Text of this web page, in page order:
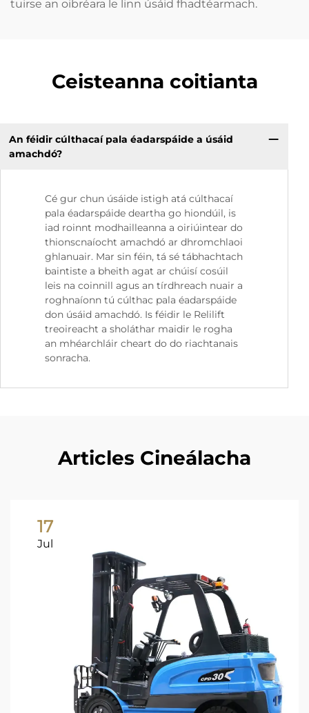
tuirse an oibréara le linn úsáid fhadtéarmach.
Ceisteanna coitianta
An féidir cúlthacaí pala éadarspáide a úsáid
amachdó?
Cé gur chun úsáide istigh atá cúlthacaí
pala éadarspáide deartha go hiondúil, is
iad roinnt modhailleanna a oiriúintear do
thionscnaíocht amachdó ar dhromchlaoi
ghlanuair. Mar sin féin, tá sé tábhachtach
baintiste a bheith agat ar chúisí cosúil
leis na coinnill agus an tírdhreach nuair a
roghnaíonn tú cúlthac pala éadarspáide
don úsáid amachdó. Is féidir le Relilift
treoireacht a sholáthar maidir le rogha
an mhéarchláir cheart do do riachtanais
sonracha.
Articles Cineálacha
17
Jul